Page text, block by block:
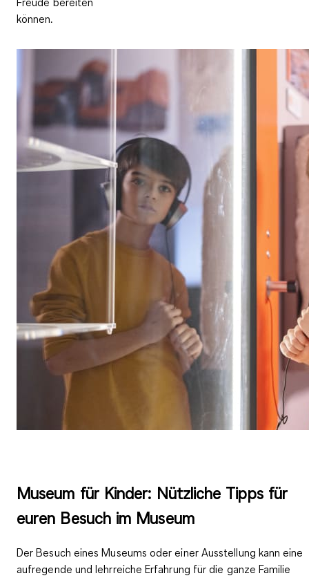
können.
Museum für Kinder: Nützliche Tipps für
euren Besuch im Museum
Der Besuch eines Museums oder einer Ausstellung kann eine
aufregende und lehrreiche Erfahrung für die ganze Familie